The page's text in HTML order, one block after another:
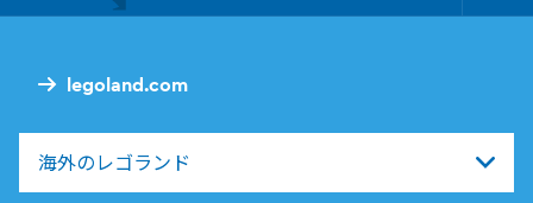
legoland.com
海外のレゴランド